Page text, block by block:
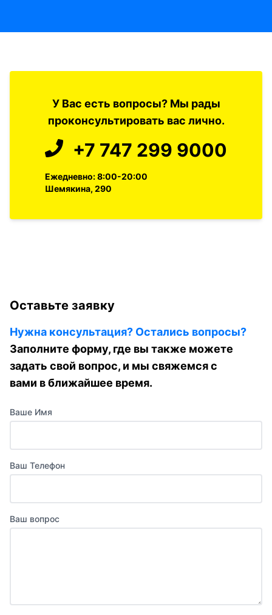
У Вас есть вопросы? Мы рады
проконсультировать вас лично.
+7 747 299 9000
Ежедневно: 8:00-20:00
Шемякина, 290
Оставьте заявку
Нужна консультация? Остались вопросы?
Заполните форму, где вы также можете
задать свой вопрос, и мы свяжемся с
вами в ближайшее время.
Ваше Имя
Ваш Телефон
Ваш вопрос